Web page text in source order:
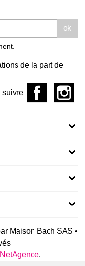
ok
de la part de
suivre
Maison Bach SAS •
NetAgence.